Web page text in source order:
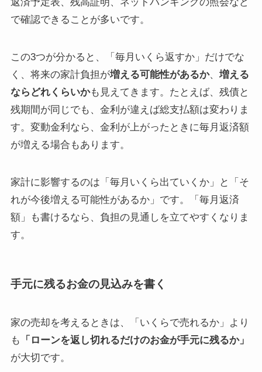
で確認できることが多いです。
この3つが分かると、「毎月いくら返すか」だけでな
く、将来の家計負担が増える可能性があるか、 増える
ならどれくらいかも見えてきます。たとえば、残債と
残期間が同じでも、金利が違えば総支払額は変わりま
す。変動金利なら、金利が上がったときに毎月返済額
が増える場合もあります。
家計に影響するのは「毎月いくら出ていくか」と「そ
れが今後増える可能性があるか」です。「毎月返済
額」も書けるなら、負担の見通しを立てやすくなりま
す。
手元に残るお金の見込みを書く
家の売却を考えるときは、「いくらで売れるか」より
も
「ローンを返し切れるだけのお金が手元に残るか」
が大切です。